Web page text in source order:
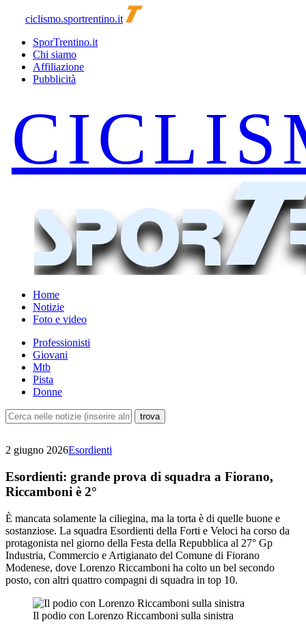
ciclismo.sportrentino.it
SporTrentino.it
Chi siamo
Affiliazione
Pubblicità
Home
Notizie
Foto e video
Professionisti
Giovani
Mtb
Pista
Donne
2 giugno 2026Esordienti
Esordienti: grande prova di squadra a Fiorano,
Riccamboni è 2°
È mancata solamente la ciliegina, ma la torta è di quelle buone e
sostanziose. La squadra Esordienti della Forti e Veloci ha corso da
protagonista nel giorno della Festa della Repubblica al 27° Gp
Industria, Commercio e Artigianato del Comune di Fiorano
Modenese, dove Lorenzo Riccamboni ha colto un bel secondo
posto, con altri quattro compagni di squadra in top 10.
Il podio con Lorenzo Riccamboni sulla sinistra